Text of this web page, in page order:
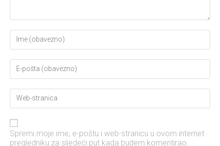
Spremi moje ime, e-poštu i web-stranicu u ovom internet
pregledniku za sljedeći put kada budem komentirao.